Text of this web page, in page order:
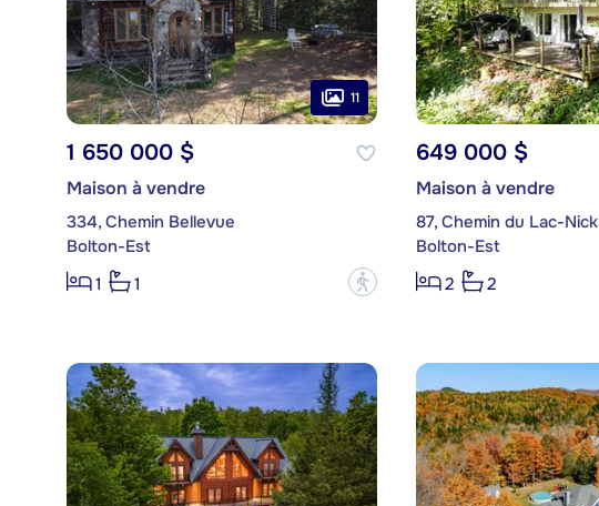
11
1 650 000 $
Maison à vendre
334, Chemin Bellevue
Bolton-Est
1
1 ?
649 000 $
Maison à vendre
87, Chemin du Lac-Nick
Bolton-Est
2
2